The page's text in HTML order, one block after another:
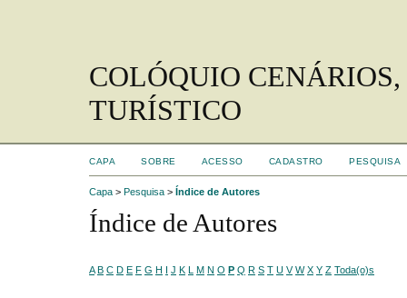
COLÓQUIO
TURÍSTICO
CAPA SOBRE ACESSO CADASTRO PESQUISA
Capa > Pesquisa > Índice de Autores
Índice de Autores
A B C D E F G H I J K L M N O P Q R S T U V W X Y Z Toda(o)s